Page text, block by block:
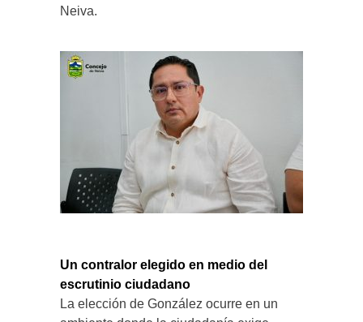
Neiva.
Un contralor elegido en medio del
escrutinio ciudadano
La elección de González ocurre en un